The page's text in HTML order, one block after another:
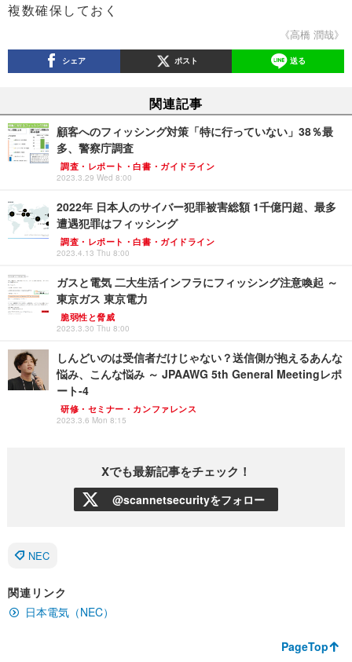
複数確保しておく
《高橋 潤哉》
シェア ポスト 送る
関連記事
顧客へのフィッシング対策「特に行っていない」38％最
多、警察庁調査
調査・レポート・白書・ガイドライン
2023.3.29 Wed 8:00
2022年 日本人のサイバー犯罪被害総額 1千億円超、最多
遭遇犯罪はフィッシング
調査・レポート・白書・ガイドライン
2023.4.13 Thu 8:00
ガスと電気 二大生活インフラにフィッシング注意喚起 ～
東京ガス 東京電力
脆弱性と脅威
2023.3.30 Thu 8:00
しんどいのは受信者だけじゃない？送信側が抱えるあんな
悩み、こんな悩み ～ JPAAWG 5th General Meetingレポ
ート-4
研修・セミナー・カンファレンス
2023.3.6 Mon 8:15
Xでも最新記事をチェック！
@scannetsecurityをフォロー
NEC
関連リンク
日本電気（NEC）
PageTop